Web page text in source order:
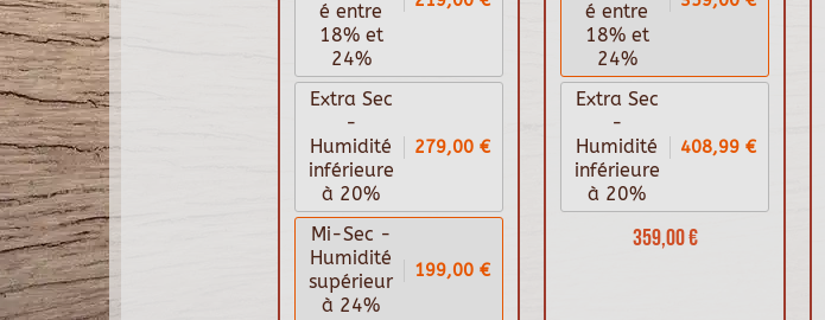
é entre
18% et
24%
Extra Sec
-
Humidité
inférieure
à 20%
279,00 €
Mi-Sec -
Humidité
supérieur
à 24%
199,00 €
359,00 €
é entre
18% et
24%
Extra Sec
-
Humidité
inférieure
à 20%
408,99 €